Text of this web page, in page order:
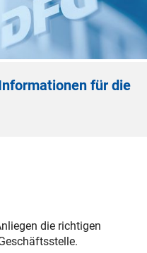
für die
die richtigen